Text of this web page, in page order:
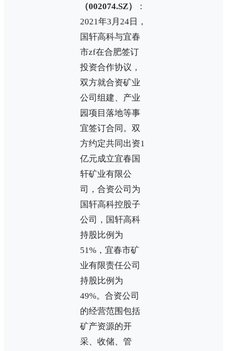
（002074.SZ）
：
2021年3月24日，
国轩高科与宜春
市zf在合肥签订
投资合作协议，
双方就合资矿业
公司组建、产业
园项目落地等事
宜签订合同。双
方约定共同出资1
亿元成立宜春国
轩矿业有限公
司，合资公司为
国轩高科控股子
公司，国轩高科
持股比例为
51%，宜春市矿
业有限责任公司
持股比例为
49%。合资公司
的经营范围包括
矿产资源的开
采、收储、管